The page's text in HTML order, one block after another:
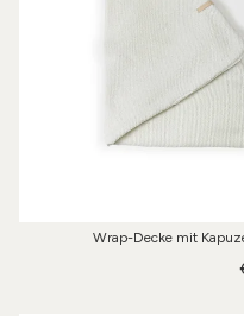
Wrap-Decke mit